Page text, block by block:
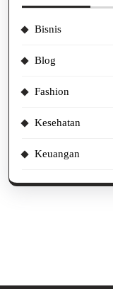
Bisnis
Blog
Fashion
Kesehatan
Keuangan